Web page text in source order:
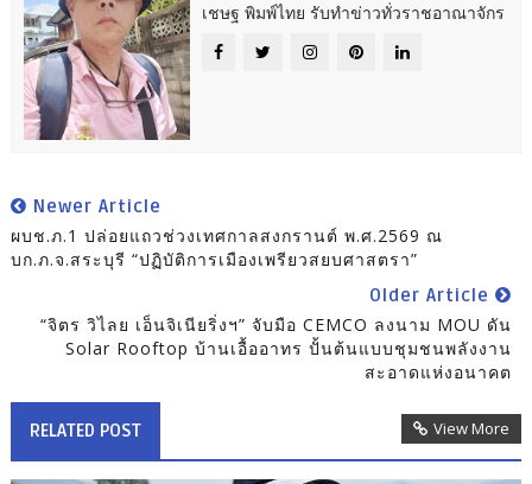
เชษฐ พิมพ์ไทย รับทำข่าวทั่วราชอาณาจักร
Newer Article
ผบช.ภ.1 ปล่อยแถวช่วงเทศกาลสงกรานต์ พ.ศ.2569 ณ
บก.ภ.จ.สระบุรี “ปฏิบัติการเมืองเพรียวสยบศาสตรา”
Older Article
“จิตร วิไลย เอ็นจิเนียริ่งฯ” จับมือ CEMCO ลงนาม MOU ดัน
Solar Rooftop บ้านเอื้ออาทร ปั้นต้นแบบชุมชนพลังงาน
สะอาดแห่งอนาคต
RELATED POST View More